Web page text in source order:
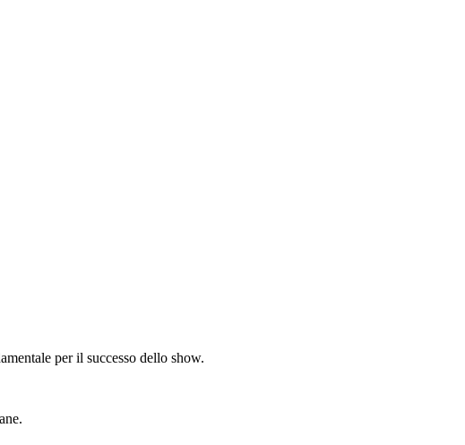
per il successo dello show.